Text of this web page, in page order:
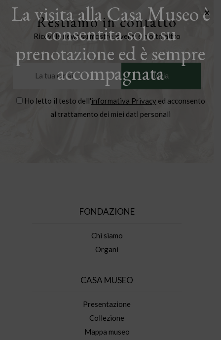
Restiamo in contatto
Ricevi le news su mostre, eventi e molto altro
Ho letto il testo dell'informativa Privacyed acconsento
al trattamento dei miei dati personali
FONDAZIONE
Chi siamo
Organi
CASA MUSEO
Presentazione
Collezione
Mappa museo
La visita alla Casa Museo è
consentita solo su
prenotazione ed è sempre
accompagnata
×